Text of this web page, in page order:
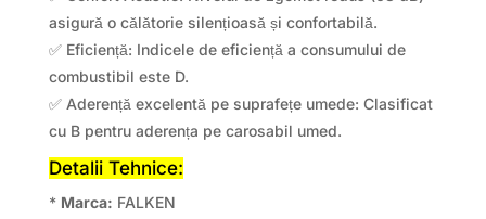
asigură o călătorie silențioasă și confortabilă.
✅ Eficiență: Indicele de eficiență a consumului de
combustibil este D.
✅ Aderență excelentă pe suprafețe umede: Clasificat
cu B pentru aderența pe carosabil umed.
Detalii Tehnice:
* Marca: FALKEN